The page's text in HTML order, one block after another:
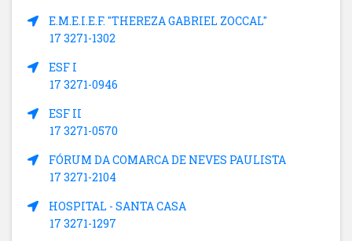
E.M.E.I.E.F. "THEREZA GABRIEL ZOCCAL"
17 3271-1302
ESF I
17 3271-0946
ESF II
17 3271-0570
FÓRUM DA COMARCA DE NEVES PAULISTA
17 3271-2104
HOSPITAL - SANTA CASA
17 3271-1297